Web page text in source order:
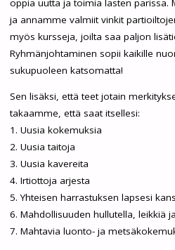
oppia uutta ja toimia lasten parissa.
ja annamme valmiit vinkit
myös kursseja, joilta saa paljon
Ryhmänjohtaminen sopii kaikille
sukupuoleen katsomatta!
Sen lisäksi, että teet jotain
takaamme, että saat itsellesi:
1. Uusia kokemuksia
2. Uusia taitoja
3. Uusia kavereita
4. Irtiottoja arjesta
5. Yhteisen harrastuksen lapsesi
6. Mahdollisuuden hullutella, leikkiä
7. Mahtavia luonto- ja